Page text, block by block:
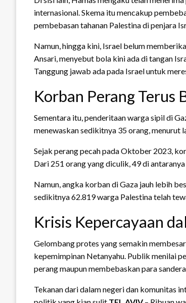
internasional. Skema itu mencakup
pembebasan tahanan Palestina di penjara
Namun, hingga kini, Israel belum
Ansari, menyebut bola kini ada di tangan
Tanggung jawab ada pada Israel untuk
Korban Perang Terus
Sementara itu, penderitaan warga sipil di
menewaskan sedikitnya 35 orang, menurut
Sejak perang pecah pada Oktober 2023,
Dari 251 orang yang diculik, 49 di
Namun, angka korban di Gaza jauh lebih
sedikitnya 62.819 warga Palestina telah
Krisis Kepercayaan
Gelombang protes yang semakin
kepemimpinan Netanyahu. Publik menilai
perang maupun membebaskan para
Tekanan dari dalam negeri dan komunitas